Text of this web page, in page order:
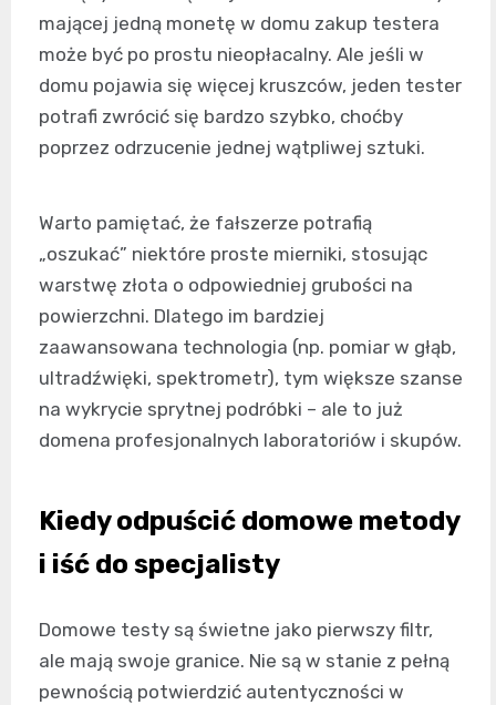
mającej jedną monetę w domu zakup testera
może być po prostu nieopłacalny. Ale jeśli w
domu pojawia się więcej kruszców, jeden tester
potrafi zwrócić się bardzo szybko, choćby
poprzez odrzucenie jednej wątpliwej sztuki.
Warto pamiętać, że fałszerze potrafią
„oszukać” niektóre proste mierniki, stosując
warstwę złota o odpowiedniej grubości na
powierzchni. Dlatego im bardziej
zaawansowana technologia (np. pomiar w głąb,
ultradźwięki, spektrometr), tym większe szanse
na wykrycie sprytnej podróbki – ale to już
domena profesjonalnych laboratoriów i skupów.
Kiedy odpuścić domowe metody
i iść do specjalisty
Domowe testy są świetne jako pierwszy filtr,
ale mają swoje granice. Nie są w stanie z pełną
pewnością potwierdzić autentyczności w